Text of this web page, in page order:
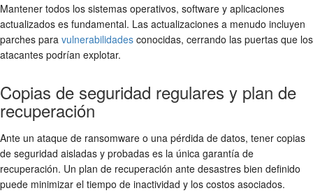
Mantener todos los sistemas operativos, software y aplicaciones
actualizados es fundamental. Las actualizaciones a menudo incluyen
parches para vulnerabilidades conocidas, cerrando las puertas que los
atacantes podrían explotar.
Copias de seguridad regulares y plan de
recuperación
Ante un ataque de ransomware o una pérdida de datos, tener copias
de seguridad aisladas y probadas es la única garantía de
recuperación. Un plan de recuperación ante desastres bien definido
puede minimizar el tiempo de inactividad y los costos asociados.